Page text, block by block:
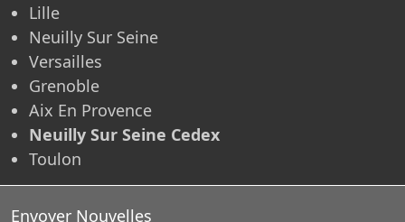
Lille
Neuilly Sur Seine
Versailles
Grenoble
Aix En Provence
Neuilly Sur Seine Cedex
Toulon
Envoyer Nouvelles